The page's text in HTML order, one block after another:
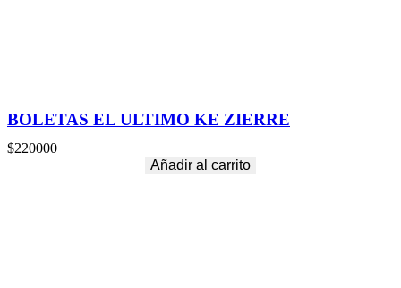
BOLETAS EL ULTIMO KE ZIERRE
$220000
Añadir al carrito